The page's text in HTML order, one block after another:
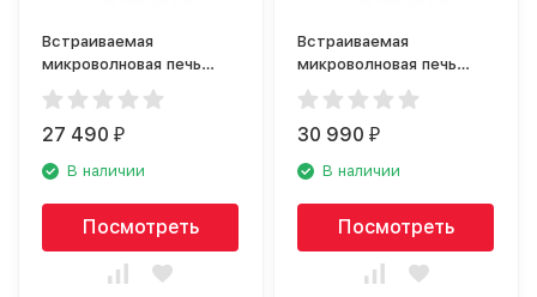
Встраиваемая
микроволновая печь
Gorenje BM201A4XG
27 490₽
В наличии
Посмотреть
Встраиваемая
микроволновая печь
Korting KMI 825 TGN
30 990₽
В наличии
Посмотреть